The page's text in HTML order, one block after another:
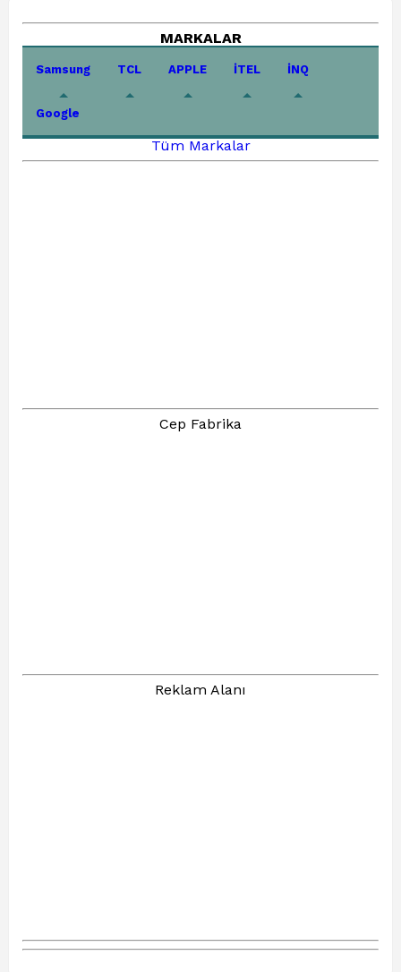
MARKALAR
Samsung TCL APPLE İTEL İNQ
Google
Tüm Markalar
Cep Fabrika
Reklam Alanı